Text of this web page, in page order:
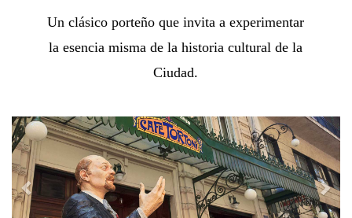
Un clásico porteño que invita a experimentar
la esencia misma de la historia cultural de la
Ciudad.